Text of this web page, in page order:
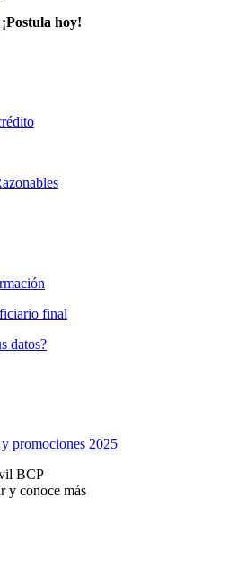
¡Postula hoy!
final
datos?
promociones 2025
BCP
y conoce más